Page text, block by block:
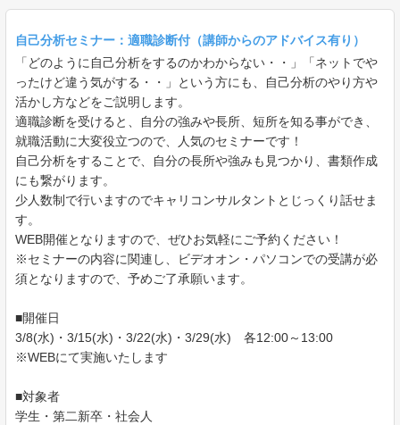
自己分析セミナー：適職診断付（講師からのアドバイス有り）
「どのように自己分析をするのかわからない・・」「ネットでや
ったけど違う気がする・・」という方にも、自己分析のやり方や
活かし方などをご説明します。
適職診断を受けると、自分の強みや長所、短所を知る事ができ、
就職活動に大変役立つので、人気のセミナーです！
自己分析をすることで、自分の長所や強みも見つかり、書類作成
にも繋がります。
少人数制で行いますのでキャリコンサルタントとじっくり話せま
す。
WEB開催となりますので、ぜひお気軽にご予約ください！
※セミナーの内容に関連し、ビデオオン・パソコンでの受講が必
須となりますので、予めご了承願います。
■開催日
3/8(水)・3/15(水)・3/22(水)・3/29(水) 各12:00～13:00
※WEBにて実施いたします
■対象者
学生・第二新卒・社会人